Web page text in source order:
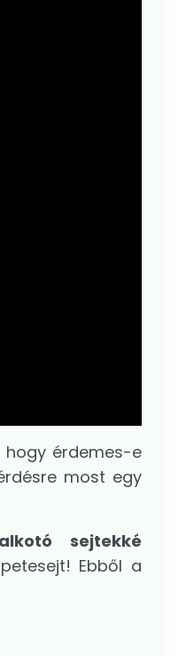
hogy érdemes-e
most egy
sejtekké
Ebből a